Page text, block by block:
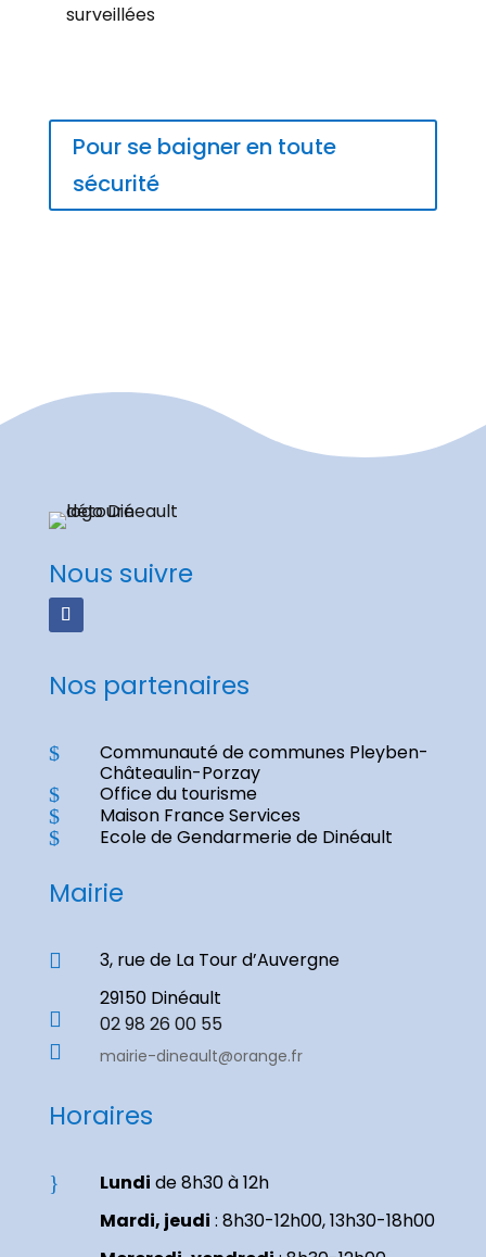
surveillées
Pour se baigner en toute
sécurité
Nous suivre
Nos partenaires
$
Communauté de communes Pleyben-
Châteaulin-Porzay
$ Office du tourisme
$ Maison France Services
$ Ecole de Gendarmerie de Dinéault
Mairie

3, rue de La Tour d’Auvergne
29150 Dinéault
 02 98 26 00 55
 mairie-dineault@orange.fr
Horaires
} Lundi de 8h30 à 12h
Mardi, jeudi : 8h30-12h00, 13h30-18h00